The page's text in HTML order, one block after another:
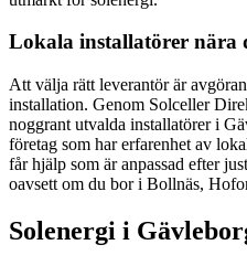
Lokala installatörer nära
Att välja rätt leverantör är
installation. Genom Solceller
noggrant utvalda installatörer i
företag som har erfarenhet av
får hjälp som är anpassad efter
oavsett om du bor i Bollnäs,
Solenergi i